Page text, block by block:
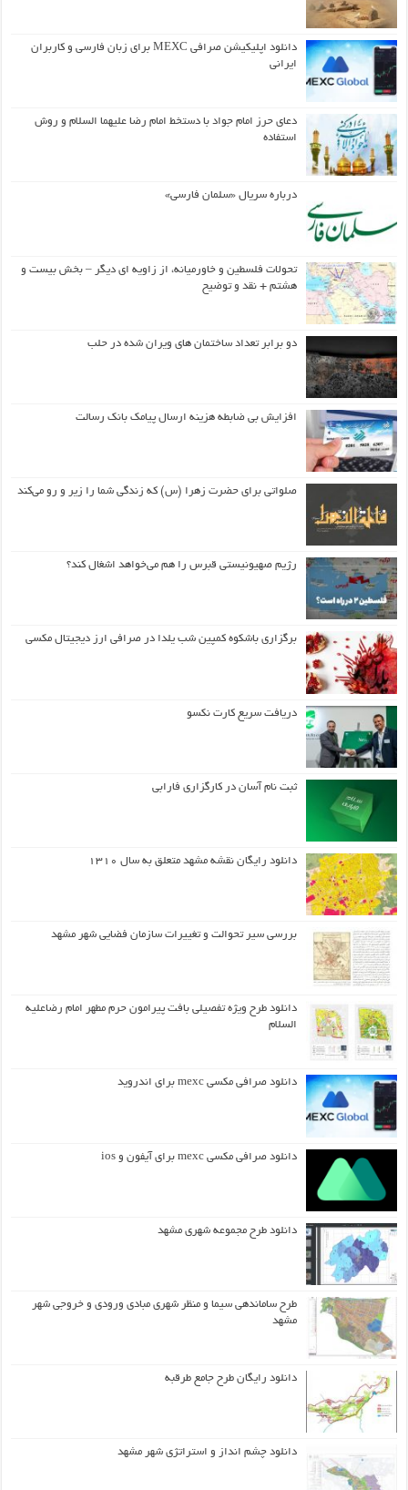
دانلود اپلیکیشن صرافی MEXC برای زبان فارسی و کاربران
ایرانی
دعای حرز امام جواد با دستخط امام رضا علیهما السلام و روش
استفاده
درباره سریال «سلمان فارسی»
تحولات فلسطین و خاورمیانه، از زاویه ای دیگر – بخش بیست و
هشتم + نقد و توضیح
دو برابر تعداد ساختمان های ویران شده در حلب
افزایش بی ضابطه هزینه ارسال پیامک بانک رسالت
صلواتی برای حضرت زهرا (س) که زندگی شما را زیر و رو می‌کند
رژیم صهیونیستی قبرس را هم می‌خواهد اشغال کند؟
برگزاری باشکوه کمپین شب یلدا در صرافی ارز دیجیتال مکسی
دریافت سریع کارت نکسو
ثبت نام آسان در کارگزاری فارابی
دانلود رایگان نقشه مشهد متعلق به سال ۱۳۱۰
بررسی سیر تحوالت و تغییرات سازمان فضایی شهر مشهد
دانلود طرح ويژه تفصيلي بافت پيرامون حرم مطهر امام رضاعليه
السلام
دانلود صرافی مکسی mexc برای اندروید
دانلود صرافی مکسی mexc برای آیفون و ios
دانلود طرح مجموعه شهری مشهد
طرح ساماندهی سیما و منظر شهری مبادی ورودی و خروجی شهر
مشهد
دانلود رایگان طرح جامع طرقبه
دانلود چشم انداز و استراتژی شهر مشهد